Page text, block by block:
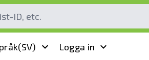
(SV) Logga in